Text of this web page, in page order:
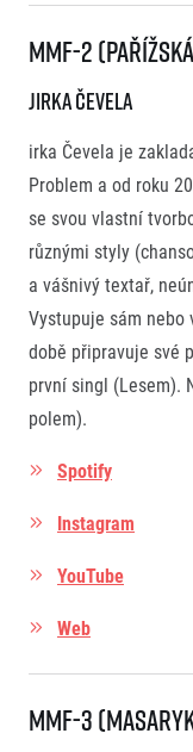
MMF-2
Jirka Čevela
irka Čevela je
Problem a od roku
se svou vlastní
různými styly
a vášnivý textař,
Vystupuje sám nebo
době připravuje své
první singl (Lesem).
polem).
Spotify
Instagram
YouTube
Web
MMF-3